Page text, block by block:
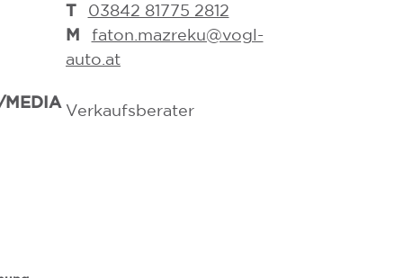
MEDIA
T 03842 81775 2812
M
faton.mazreku@vogl-
auto.at
Verkaufsberater